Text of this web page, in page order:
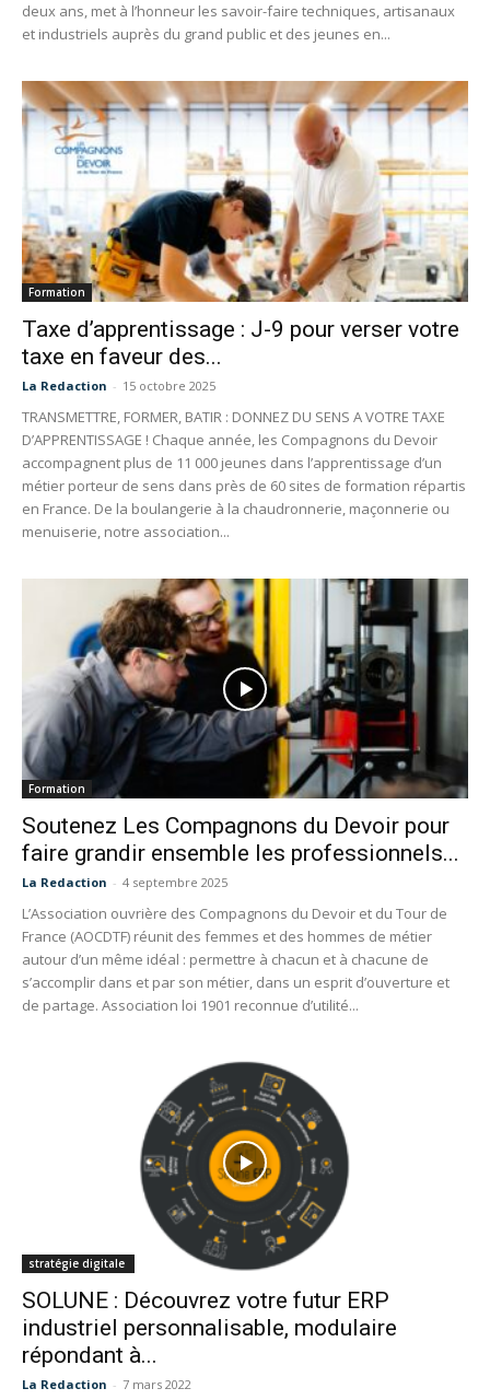
deux ans, met à l’honneur les savoir-faire techniques, artisanaux
et industriels auprès du grand public et des jeunes en...
Formation
Taxe d’apprentissage : J-9 pour verser votre
taxe en faveur des...
La Redaction - 15 octobre 2025
TRANSMETTRE, FORMER, BATIR : DONNEZ DU SENS A VOTRE TAXE
D’APPRENTISSAGE ! Chaque année, les Compagnons du Devoir
accompagnent plus de 11 000 jeunes dans l’apprentissage d’un
métier porteur de sens dans près de 60 sites de formation répartis
en France. De la boulangerie à la chaudronnerie, maçonnerie ou
menuiserie, notre association...
Formation
Soutenez Les Compagnons du Devoir pour
faire grandir ensemble les professionnels...
La Redaction - 4 septembre 2025
L’Association ouvrière des Compagnons du Devoir et du Tour de
France (AOCDTF) réunit des femmes et des hommes de métier
autour d’un même idéal : permettre à chacun et à chacune de
s’accomplir dans et par son métier, dans un esprit d’ouverture et
de partage. Association loi 1901 reconnue d’utilité...
stratégie digitale
SOLUNE : Découvrez votre futur ERP
industriel personnalisable, modulaire
répondant à...
La Redaction - 7 mars 2022